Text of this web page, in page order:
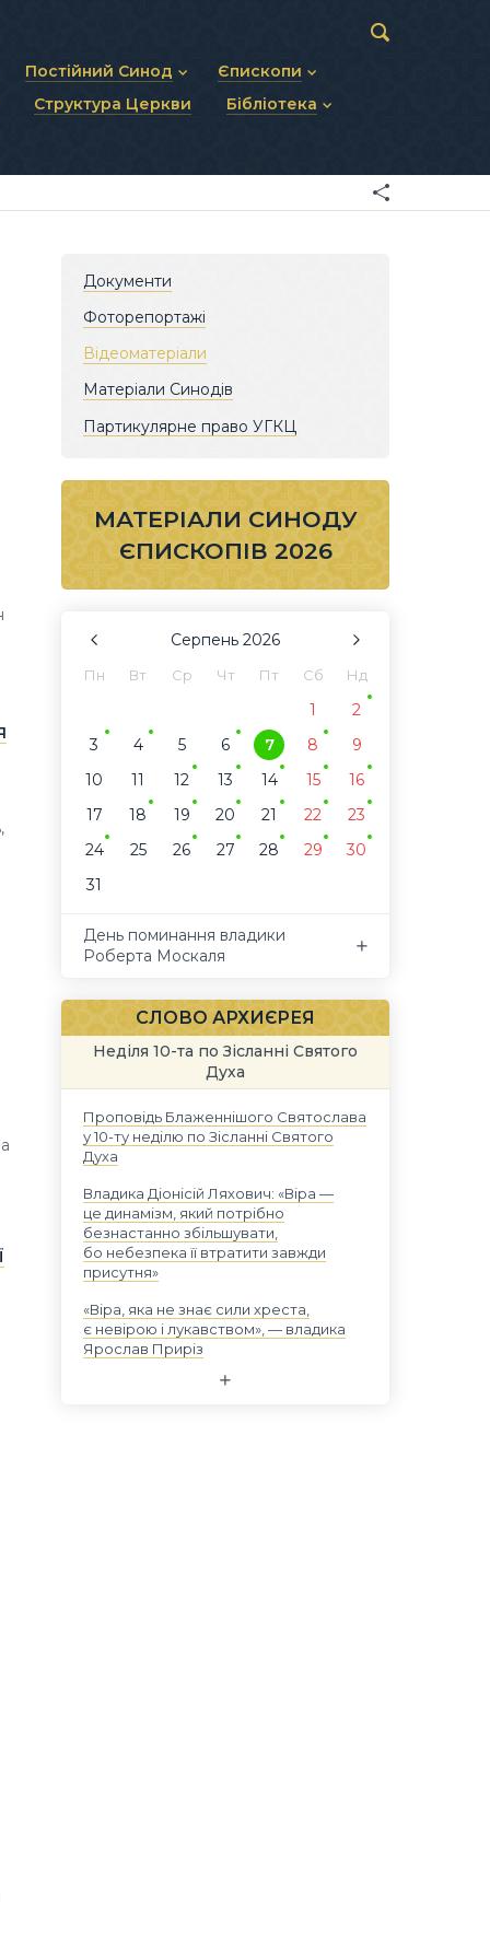
Постійний Синод
Статут Постійного Синоду
Єпископи
Діючі єпископи
Структура Церкви Бібліотека
Матеріали Синодів
Документи
Фоторепортажі
Відеоматеріали
Матеріали Синодів
Партикулярне право УГКЦ
МАТЕРІАЛИ СИНОДУ
ЄПИСКОПІВ 2026
Серпень 2026
Пн Вт Ср Чт Пт Сб Нд
1
2
3
4 5 6 7 8
9
10
11 12 13 14 15
16
17
18 19 20 21 22
23
24
25 26 27 28 29
30
31
День поминання владики
Роберта Москаля
СЛОВО АРХИЄРЕЯ
Неділя 10-та по Зісланні Святого
Духа
Проповідь Блаженнішого Святослава
у 10-ту неділю по Зісланні Святого
Духа
Владика Діонісій Ляхович: «Віра —
це динамізм, який потрібно
безнастанно збільшувати,
бо небезпека її втратити завжди
присутня»
«Віра, яка не знає сили хреста,
є невірою і лукавством», — владика
Ярослав Приріз